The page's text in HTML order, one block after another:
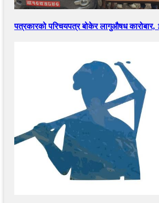
पत्रकारको परिचयपत्र बोकेर लागुऔषध कारोबार,